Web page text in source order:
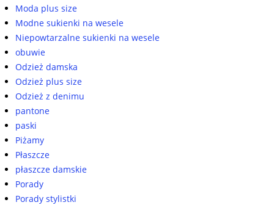
Moda plus size
Modne sukienki na wesele
Niepowtarzalne sukienki na wesele
obuwie
Odzież damska
Odzież plus size
Odzież z denimu
pantone
paski
Piżamy
Płaszcze
płaszcze damskie
Porady
Porady stylistki